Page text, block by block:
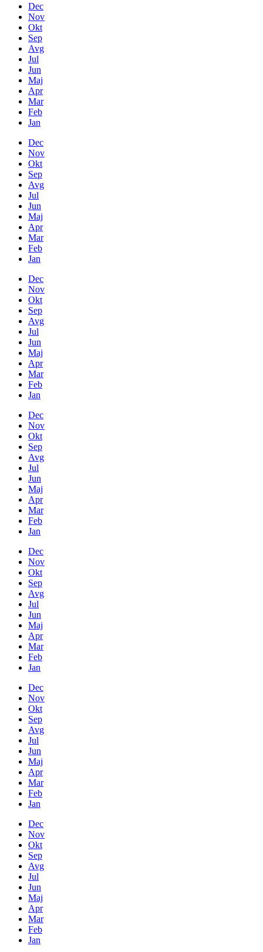
Dec
Nov
Okt
Sep
Avg
Jul
Jun
Maj
Apr
Mar
Feb
Jan
Dec
Nov
Okt
Sep
Avg
Jul
Jun
Maj
Apr
Mar
Feb
Jan
Dec
Nov
Okt
Sep
Avg
Jul
Jun
Maj
Apr
Mar
Feb
Jan
Dec
Nov
Okt
Sep
Avg
Jul
Jun
Maj
Apr
Mar
Feb
Jan
Dec
Nov
Okt
Sep
Avg
Jul
Jun
Maj
Apr
Mar
Feb
Jan
Dec
Nov
Okt
Sep
Avg
Jul
Jun
Maj
Apr
Mar
Feb
Jan
Dec
Nov
Okt
Sep
Avg
Jul
Jun
Maj
Apr
Mar
Feb
Jan